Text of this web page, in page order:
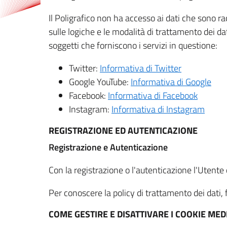
Il Poligrafico non ha accesso ai dati che sono
sulle logiche e le modalità di trattamento dei
soggetti che forniscono i servizi in questione:
Twitter: Informativa di Twitter
Google YouTube: Informativa di Google
Facebook: Informativa di Facebook
Instagram: Informativa di Instagram
REGISTRAZIONE ED AUTENTICAZIONE
Registrazione e Autenticazione
Con la registrazione o l'autenticazione
Per conoscere la policy di trattamento dei
COME GESTIRE E DISATTIVARE I COOKIE